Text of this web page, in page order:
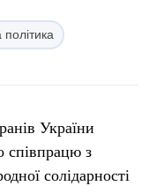
України
співпрацю з
солідарності